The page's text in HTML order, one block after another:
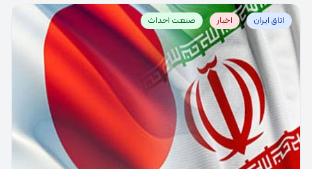
اتاق ایران اخبار صنعت احداث